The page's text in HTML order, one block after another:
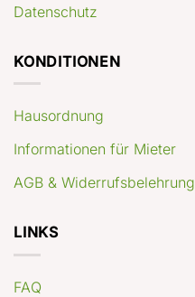
Datenschutz
KONDITIONEN
Hausordnung
Informationen für Mieter
AGB & Widerrufsbelehrung
LINKS
FAQ